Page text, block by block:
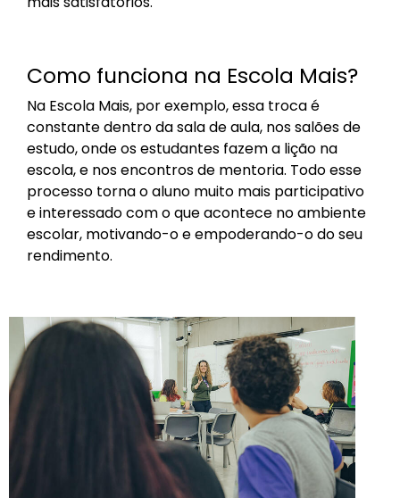
Como funciona na Escola Mais?
Na Escola Mais, por exemplo, essa troca é
constante dentro da sala de aula, nos salões de
estudo, onde os estudantes fazem a lição na
escola, e nos encontros de mentoria. Todo esse
processo torna o aluno muito mais participativo
e interessado com o que acontece no ambiente
escolar, motivando-o e empoderando-o do seu
rendimento.